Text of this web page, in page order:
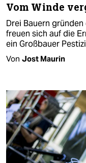
Vom Winde
Drei Bauern
freuen sich auf die
ein Großbauer
Von Jost Maurin